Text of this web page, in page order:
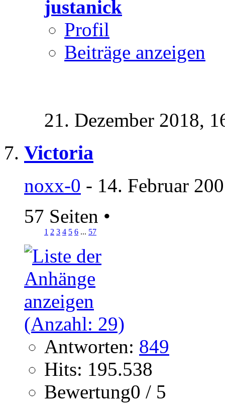
justanick
Profil
Beiträge anzeigen
21. Dezember 2018,
Victoria
noxx-0 - 14. Februar
57 Seiten •
1 2 3 4 5 6 ... 57
Antworten: 849
Hits: 195.538
Bewertung0 / 5